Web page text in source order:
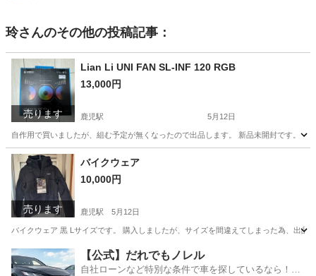
玲さんのその他の投稿記事：
売ります
Lian Li UNI FAN SL-INF 120 RGB
13,000円
鹿児駅 5月12日
自作用で買いましたが、組む予定が無くなったので出品します。 新品未開封です。
高知 高知市 鹿児駅
売ります
バイクウェア
10,000円
鹿児駅 5月12日
バイクウェア 黒 Lサイズです。 購入しましたが、サイズを間違えてしまった為、出品
高知 高知市 鹿児駅 ジャケット
【公式】だれでもノレル
自社ローンなど特別な条件で車を探しているなら！金